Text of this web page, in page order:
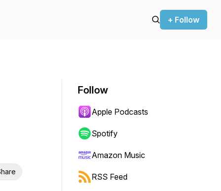
+ Follow
Follow
Apple Podcasts
Spotify
Amazon Music
RSS Feed